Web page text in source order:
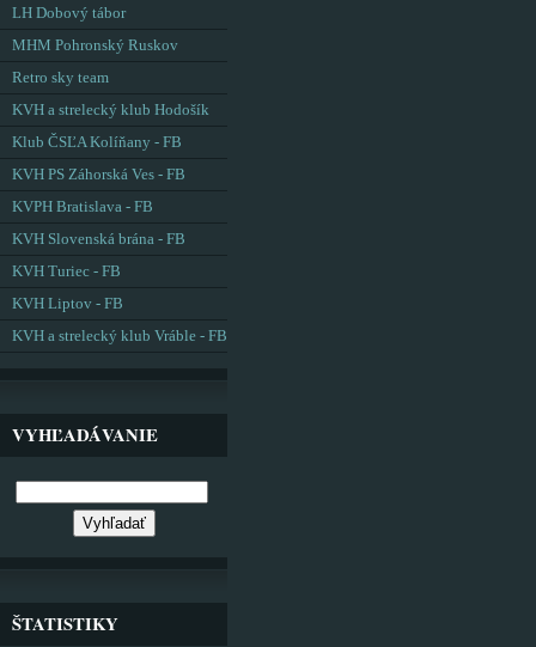
LH Dobový tábor
MHM Pohronský Ruskov
Retro sky team
KVH a strelecký klub Hodošík
Klub ČSĽA Kolíňany - FB
KVH PS Záhorská Ves - FB
KVPH Bratislava - FB
KVH Slovenská brána - FB
KVH Turiec - FB
KVH Liptov - FB
KVH a strelecký klub Vráble - FB
VYHĽADÁVANIE
ŠTATISTIKY